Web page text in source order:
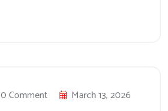
0 Comment March 13, 2026